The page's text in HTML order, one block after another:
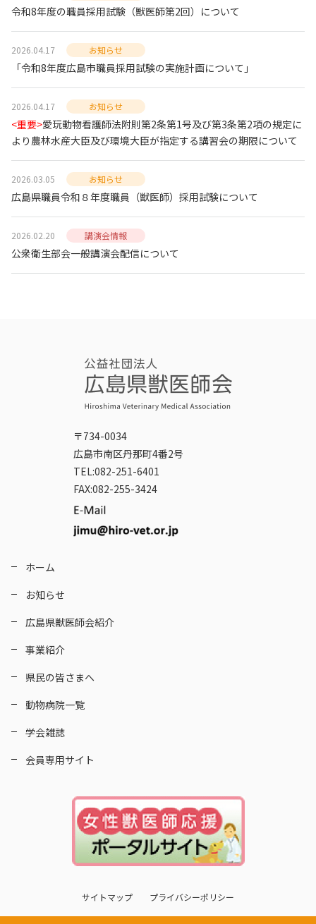
令和8年度の職員採用試験（獣医師第2回）について
2026.04.17 お知らせ
「令和8年度広島市職員採用試験の実施計画について」
2026.04.17 お知らせ
<重要>愛玩動物看護師法附則第2条第1号及び第3条第2項の規定に
より農林水産大臣及び環境大臣が指定する講習会の期限について
2026.03.05 お知らせ
広島県職員令和８年度職員（獣医師）採用試験について
2026.02.20 講演会情報
公衆衛生部会一般講演会配信について
〒734-0034
広島市南区丹那町4番2号
TEL:082-251-6401
FAX:082-255-3424
ホーム
お知らせ
広島県獣医師会紹介
事業紹介
県民の皆さまへ
動物病院一覧
学会雑誌
会員専用サイト
サイトマップ プライバシーポリシー